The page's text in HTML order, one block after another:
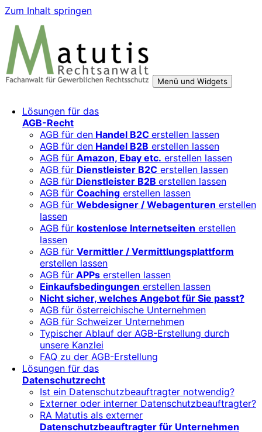
Zum Inhalt springen
wachsen mit starken AGB, Datenschutz und
Markenschutz
Aktivitäten, Plattformen und Innovationen rechtssicher
entwickeln und skalieren wollen.
Menü und Widgets
Lösungen für das
AGB-Recht
AGB für den Handel B2C erstellen lassen
AGB für den Handel B2B erstellen lassen
AGB für Amazon, Ebay etc. erstellen lassen
AGB für Dienstleister B2C erstellen lassen
AGB für Dienstleister B2B erstellen lassen
AGB für Coaching erstellen lassen
AGB für Webdesigner / Webagenturen erstellen
lassen
AGB für kostenlose Internetseiten erstellen
lassen
AGB für Vermittler / Vermittlungsplattform
erstellen lassen
AGB für APPs erstellen lassen
Einkaufsbedingungen erstellen lassen
Nicht sicher, welches Angebot für Sie passt?
AGB für österreichische Unternehmen
AGB für Schweizer Unternehmen
Typischer Ablauf der AGB-Erstellung durch
unsere Kanzlei
FAQ zu der AGB-Erstellung
Lösungen für das
Datenschutzrecht
Ist ein Datenschutzbeauftragter notwendig?
Externer oder interner Datenschutzbeauftragter?
RA Matutis als externer
Datenschutzbeauftragter für Unternehmen